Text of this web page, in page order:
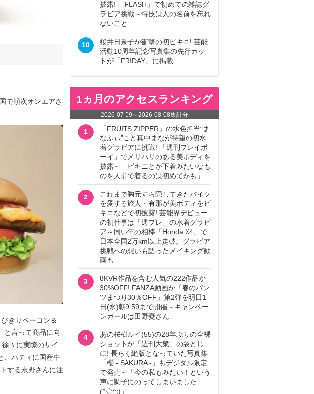
で順次オンエアさ
きりベーコン＆
と言って商品に向
々に実際のサイ
、パティに国産牛
する永野さんに注
披露! 「FLASH」で初めての雑誌グ
ラビア挑戦～特技は人の名前を忘れ
ないこと
10
桜井日奈子が衝撃の初ビキニ! 芸能
活動10周年記念写真集の先行カッ
トが「FRIDAY」に掲載
1ヵ月のアクセスランキング
2026-07-09 ～2026-08-08集計分
1
「FRUITS ZIPPER」の水色担当“ま
なふぃ”こと真中まなが待望の初水
着グラビアに挑戦! 「週刊プレイボ
ーイ」でメリハリのある美ボディを
披露～「ビキニとか下着みたいなも
のを人前で着るのは初めてかも」
2
これまで胸元すら隠してきたバイク
を愛する旅人・有那が美ボディをビ
キニなどで初披露! 芸能界デビュー
の初仕事は「週プレ」の水着グラビ
ア～同い年の相棒「Honda X4」で
日本全国2万km以上走破。グラビア
挑戦への想いも語ったメイキング動
画も
3
8KVR作品を含む人気の222作品が
30%OFF! FANZA動画が「春のパン
ツまつり30％OFF」第2弾を明日1
日(水)朝9:59まで開催～キャンペー
ンガールは田野憂さん
4
あの桜樹ルイ(55)の28年ぶりの全裸
ショットが「週刊大衆」の袋とじ
に! 長らく絶版となっていた写真集
「櫻 - SAKURA -」もデジタル限定
で発売～「今の私もみたい！という
声に調子にのってしまいました
(^◇^;)」